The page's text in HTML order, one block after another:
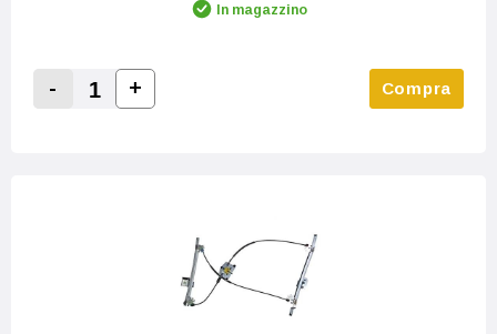
In magazzino
Decrease Quantity:
-
Increase Quantity:
+ Compra